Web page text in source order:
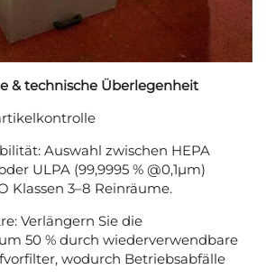
& technische Überlegenheit
Auswahl zwischen HEPA
ULPA (99,9995 % @0,1μm)
Klassen 3–8 Reinräume.
Verlängern Sie die
50 % durch wiederverwendbare
wodurch Betriebsabfälle